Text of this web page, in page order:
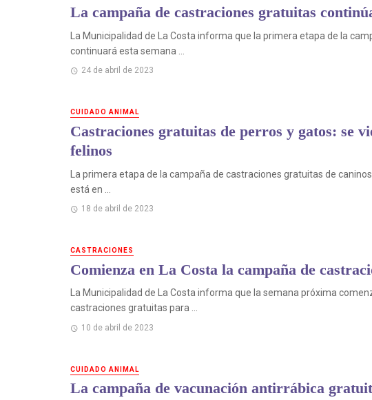
La campaña de castraciones gratuitas
La Municipalidad de La Costa informa que la primera etapa de la
continuará esta semana ...
24 de abril de 2023
CUIDADO ANIMAL
Castraciones gratuitas de perros y gatos: se
felinos
La primera etapa de la campaña de castraciones gratuitas de
está en ...
18 de abril de 2023
CASTRACIONES
Comienza en La Costa la campaña de
La Municipalidad de La Costa informa que la semana próxima
castraciones gratuitas para ...
10 de abril de 2023
CUIDADO ANIMAL
La campaña de vacunación antirrábica